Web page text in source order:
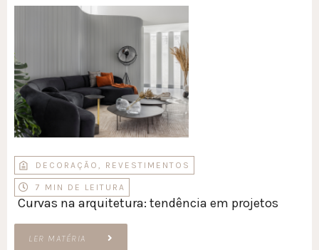
DECORAÇÃO , REVESTIMENTOS
7 MIN DE LEITURA
Curvas na arquitetura: tendência em projetos
LER MATÉRIA